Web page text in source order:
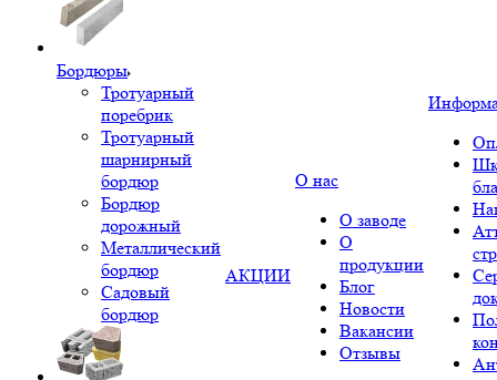
Бордюры
Тротуарный
поребрик
Тротуарный
шарнирный
бордюр
Бордюр
дорожный
Металлический
бордюр
Садовый
бордюр
АКЦИИ
О нас
О заводе
О
продукции
Блог
Новости
Вакансии
Отзывы